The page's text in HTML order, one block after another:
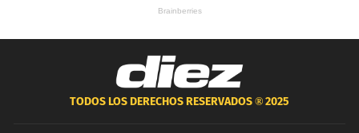
TODOS LOS DERECHOS RESERVADOS ®2025